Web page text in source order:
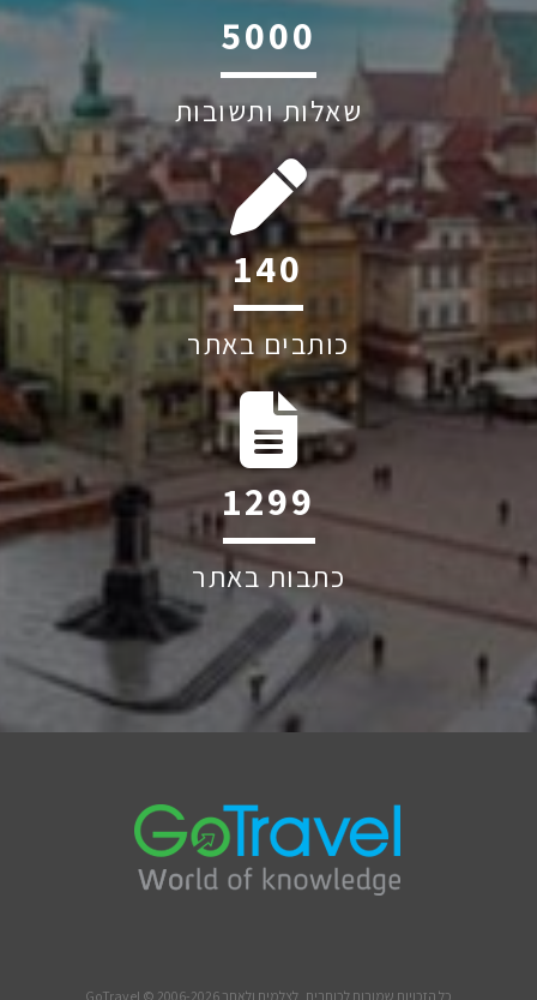
6045
שאלות ותשובות
220
כותבים באתר
2047
כתבות באתר
כל הזכויות שמורות לכותבים, לצלמים ולאתר GoTravel © 2006-2026